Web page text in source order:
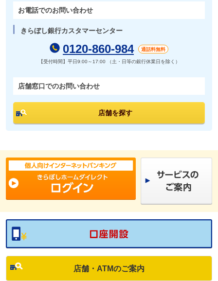
お電話でのお問い合わせ
きらぼし銀行カスタマーセンター
0120-860-984 通話料無料
【受付時間】平日9:00～17:00 （土・日等の銀行休業日を除く）
店舗窓口でのお問い合わせ
店舗を探す
店舗・ATMのご案内